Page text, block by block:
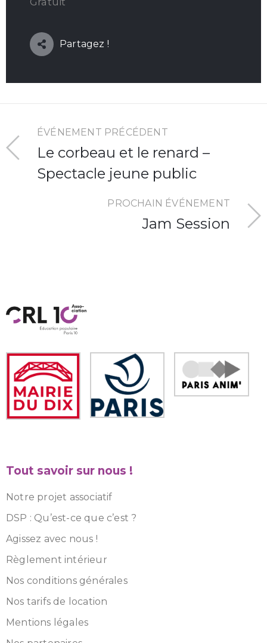
Partagez !
ÉVÉNEMENT PRÉCÉDENT
Le corbeau et le renard –
Spectacle jeune public
PROCHAIN ÉVÉNEMENT
Jam Session
Tout savoir sur nous !
Notre projet associatif
DSP : Qu’est-ce que c’est ?
Agissez avec nous !
Règlement intérieur
Nos conditions générales
Nos tarifs de location
Mentions légales